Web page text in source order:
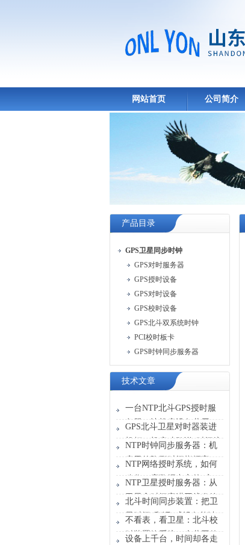
网站首页 公司简介
产品目录
GPS卫星同步时钟
GPS对时服务器
GPS授时设备
GPS对时设备
GPS校时设备
GPS北斗双系统时钟
PCI校时板卡
GPS时钟同步服务器
技术文章
一台NTP北斗GPS授时服
务器，让机房设备共用一
张“时刻表”
GPS北斗卫星对时器装进
机柜，机房才敢说“时间统
一”
NTP时钟同步服务器：机
房里的隐形时间指挥官
NTP网络授时系统，如何
稳住一座数据中心的“心
跳”？
NTP卫星授时服务器：从
卫星拿时间塞进网线发给
设备
北斗时间同步装置：把卫
星时间“翻译”成设备能读
懂的信号
不看表，看卫星：北斗校
时装置给系统一个共同的
设备上千台，时间却各走